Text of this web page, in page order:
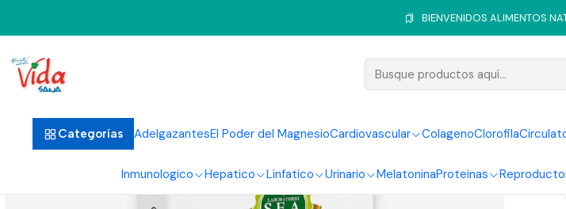
Categorías AdelgazantesEl Poder del MagnesioCardiovascular ColagenoClorofila
Inmunologico Hepatico Linfatico Urinario MelatoninaProteinas
BIENVENIDOS ALIMENTOS
Cabello Piel y Uñas Colageno